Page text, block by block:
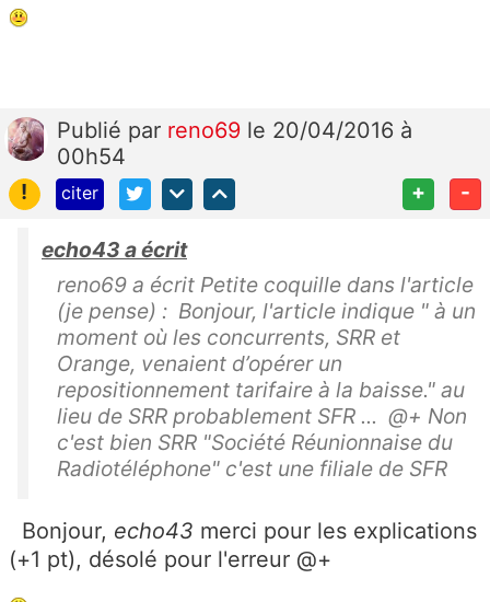
Publié par reno69 le 20/04/2016 à
00h54
!
citer + -
echo43 a écrit
reno69 a écrit Petite coquille dans l'article
(je pense) : Bonjour, l'article indique " à un
moment où les concurrents, SRR et
Orange, venaient d’opérer un
repositionnement tarifaire à la baisse." au
lieu de SRR probablement SFR ... @+ Non
c'est bien SRR "Société Réunionnaise du
Radiotéléphone" c'est une filiale de SFR
Bonjour, echo43 merci pour les explications
(+1 pt), désolé pour l'erreur @+